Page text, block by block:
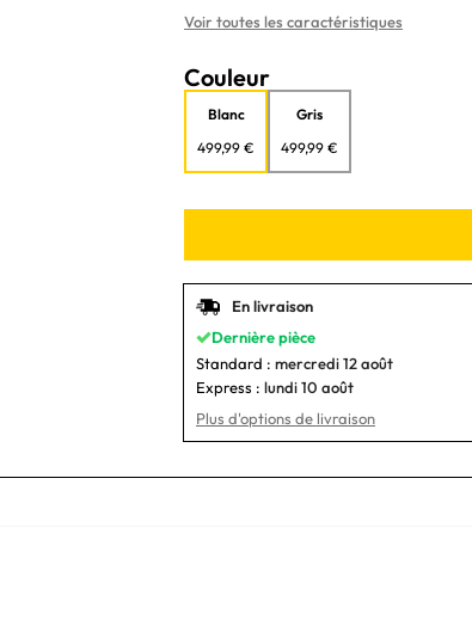
Voir toutes les caractéristiques
Couleur
Blanc
499,99 €
Gris
499,99 €
En livraison
Dernière pièce
Standard : mercredi 12 août
Express : lundi 10 août
Plus d'options de livraison